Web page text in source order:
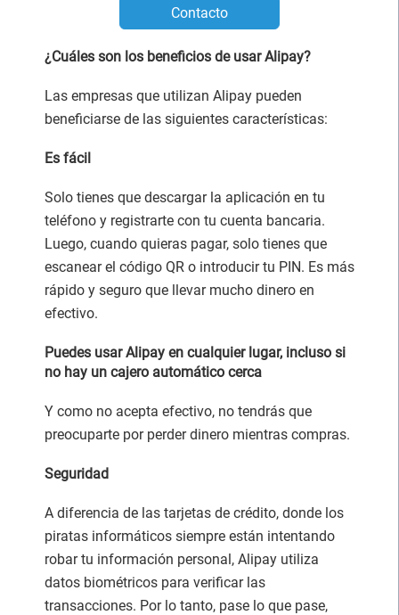
Contacto
¿Cuáles son los beneficios de usar Alipay?
Las empresas que utilizan Alipay pueden
beneficiarse de las siguientes características:
Es fácil
Solo tienes que descargar la aplicación en tu
teléfono y registrarte con tu cuenta bancaria.
Luego, cuando quieras pagar, solo tienes que
escanear el código QR o introducir tu PIN. Es más
rápido y seguro que llevar mucho dinero en
efectivo.
Puedes usar Alipay en cualquier lugar, incluso si
no hay un cajero automático cerca
Y como no acepta efectivo, no tendrás que
preocuparte por perder dinero mientras compras.
Seguridad
A diferencia de las tarjetas de crédito, donde los
piratas informáticos siempre están intentando
robar tu información personal, Alipay utiliza
datos biométricos para verificar las
transacciones. Por lo tanto, pase lo que pase,